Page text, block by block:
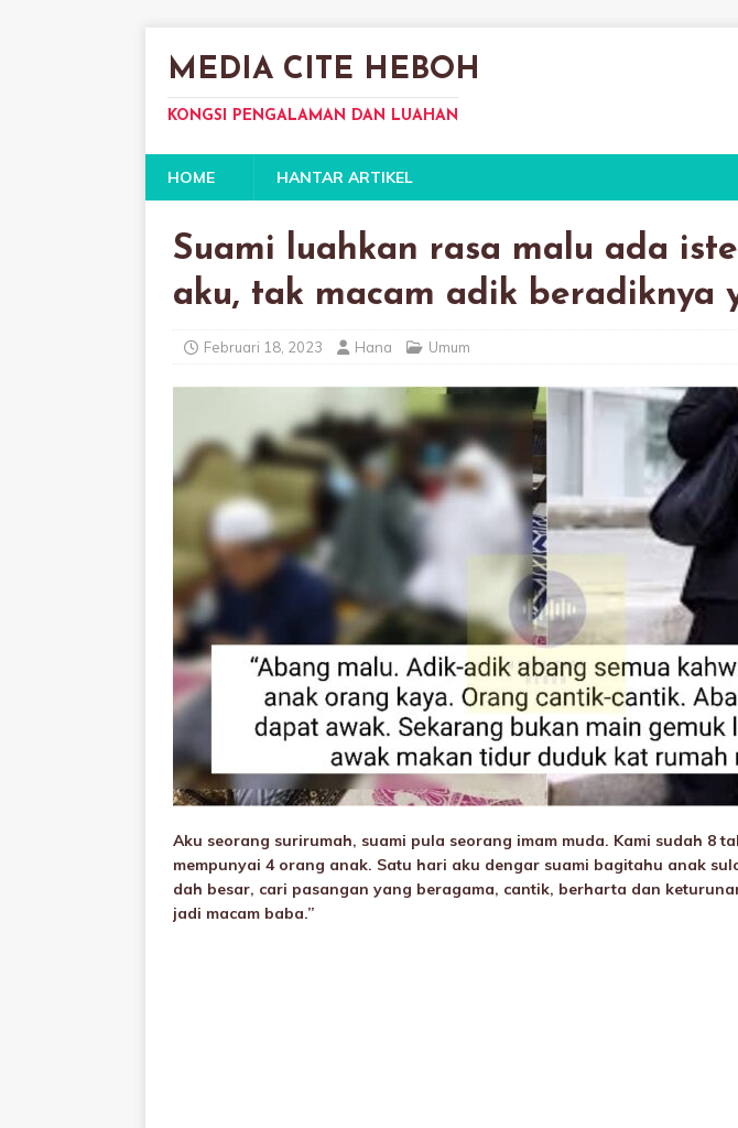
MEDIA CITE HEBOH
KONGSI PENGALAMAN DAN LUAHAN
HOME HANTAR ARTIKEL
Suami luahkan rasa malu ada
aku, tak macam adik beradiknya
Februari 18, 2023 Hana Umum
Aku seorang surirumah, suami pula seorang imam muda. Kami sudah 8
mempunyai 4 orang anak. Satu hari aku dengar suami bagitahu anak
dah besar, cari pasangan yang beragama, cantik, berharta dan
jadi macam baba.”